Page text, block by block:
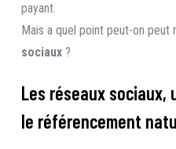
payant.
Mais a quel point peut-on peut
sociaux ?
Les réseaux
le référencement